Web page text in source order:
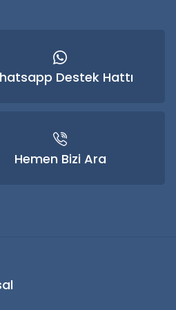
Destek Hattı
Hemen Bizi Ara